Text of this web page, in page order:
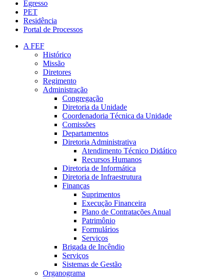
Egresso
PET
Residência
Portal de Processos
A FEF
Histórico
Missão
Diretores
Regimento
Administração
Congregação
Diretoria da Unidade
Coordenadoria Técnica da Unidade
Comissões
Departamentos
Diretoria Administrativa
Atendimento Técnico Didático
Recursos Humanos
Diretoria de Informática
Diretoria de Infraestrutura
Finanças
Suprimentos
Execução Financeira
Plano de Contratações Anual
Patrimônio
Formulários
Serviços
Brigada de Incêndio
Serviços
Sistemas de Gestão
Organograma